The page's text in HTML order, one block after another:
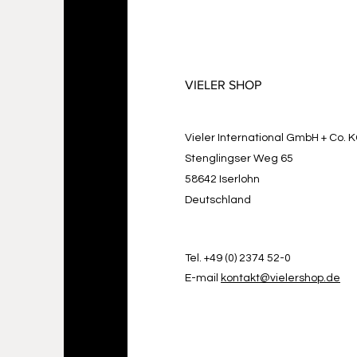
VIELER SHOP
Vieler International GmbH + Co.
Stenglingser Weg 65
58642 Iserlohn
Deutschland
Tel. +49 (0) 2374 52-0
E-mail
kontakt@vielershop.de